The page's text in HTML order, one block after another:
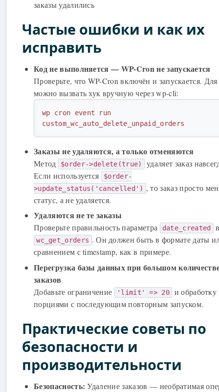
заказы удалились
Частые ошибки и как их
исправить
Код не выполняется — WP-Cron не запускается
Проверьте, что WP-Cron включён и запускается. Для
можно вызвать хук вручную через wp-cli:
wp cron event run
custom_wc_auto_delete_unpaid_orders
Заказы не удаляются, а только отменяются
Метод $order->delete(true)
удаляет заказ
Если используется
$order-
>update_status('cancelled') , то заказ просто
статус, а не удаляется.
Удаляются не те заказы
Проверьте правильность параметра date_created
wc_get_orders . Он должен быть в формате даты
сравнением с timestamp, как в примере.
Перегрузка базы данных при большом
заказов
Добавьте ограничение 'limit' => 20
и обработку
порциями с последующим повторным запуском.
Практические советы по
безопасности и
производительности
Безопасность: Удаление заказов — необратимая